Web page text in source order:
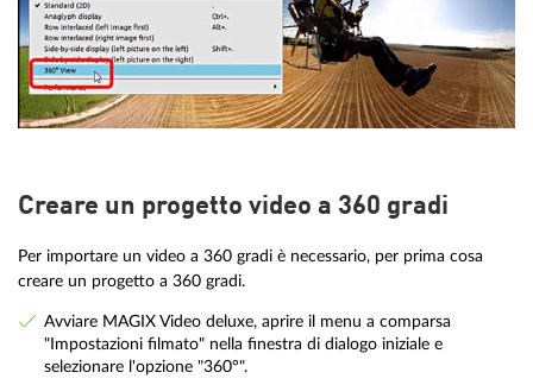
Creare un progetto video a 360 gradi
Per importare un video a 360 gradi è necessario, per prima cosa
creare un progetto a 360 gradi.
Avviare MAGIX Video deluxe, aprire il menu a comparsa
"Impostazioni filmato" nella finestra di dialogo iniziale e
selezionare l'opzione "360°".